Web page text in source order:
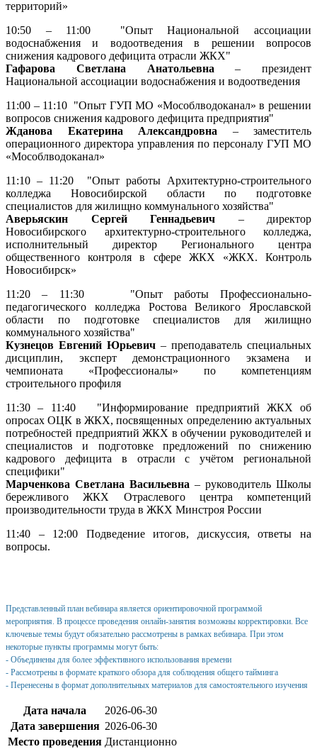
территорий»
10:50 – 11:00 "Опыт Национальной ассоциации
водоснабжения и водоотведения в решении вопросов
снижения кадрового дефицита отрасли ЖКХ"
Гафарова Светлана Анатольевна – президент
Национальной ассоциации водоснабжения и водоотведения
11:00 – 11:10 "Опыт ГУП МО «Мособлводоканал» в решении
вопросов снижения кадрового дефицита предприятия"
Жданова Екатерина Александровна – заместитель
операционного директора управления по персоналу ГУП МО
«Мособлводоканал»
11:10 – 11:20 "Опыт работы Архитектурно-строительного
колледжа Новосибирской области по подготовке
специалистов для жилищно коммунального хозяйства"
Аверьяскин Сергей Геннадьевич – директор
Новосибирского архитектурно-строительного колледжа,
исполнительный директор Регионального центра
общественного контроля в сфере ЖКХ «ЖКХ. Контроль
Новосибирск»
11:20 – 11:30 "Опыт работы Профессионально-
педагогического колледжа Ростова Великого Ярославской
области по подготовке специалистов для жилищно
коммунального хозяйства"
Кузнецов Евгений Юрьевич – преподаватель специальных
дисциплин, эксперт демонстрационного экзамена и
чемпионата «Профессионалы» по компетенциям
строительного профиля
11:30 – 11:40 "Информирование предприятий ЖКХ об
опросах ОЦК в ЖКХ, посвященных определению актуальных
потребностей предприятий ЖКХ в обучении руководителей и
специалистов и подготовке предложений по снижению
кадрового дефицита в отрасли с учётом региональной
специфики"
Марченкова Светлана Васильевна – руководитель Школы
бережливого ЖКХ Отраслевого центра компетенций
производительности труда в ЖКХ Минстроя России
11:40 – 12:00 Подведение итогов, дискуссия, ответы на
вопросы.
Представленный план вебинара является ориентировочной программой
мероприятия. В процессе проведения онлайн-занятия возможны корректировки. Все
ключевые темы будут обязательно рассмотрены в рамках вебинара. При этом
некоторые пункты программы могут быть:
- Объединены для более эффективного использования времени
- Рассмотрены в формате краткого обзора для соблюдения общего тайминга
- Перенесены в формат дополнительных материалов для самостоятельного изучения
Дата начала
2026-06-30
Дата завершения 2026-06-30
Место проведения Дистанционно